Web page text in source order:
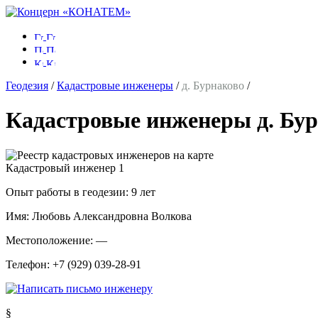
Геодезия /Кадастровые инженеры / д. Бурнаково /
Кадастровые инженеры д.
Кадастровый инженер 1
Опыт работы в геодезии: 9 лет
Имя: Любовь Александровна Волкова
Местоположение: —
Телефон: +7 (929) 039-28-91
§